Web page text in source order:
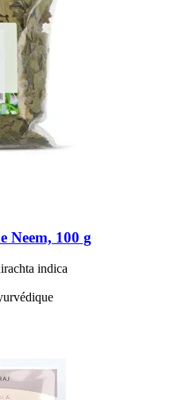
Neem, 100 g
indica